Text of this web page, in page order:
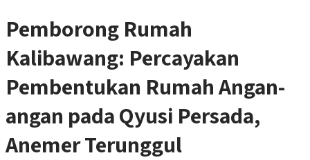
Pemborong Rumah
Kalibawang: Percayakan
Pembentukan Rumah Angan-
angan pada Qyusi Persada,
Anemer Terunggul